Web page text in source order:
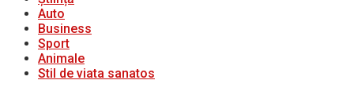
Auto
Business
Sport
Animale
Stil de viata sanatos